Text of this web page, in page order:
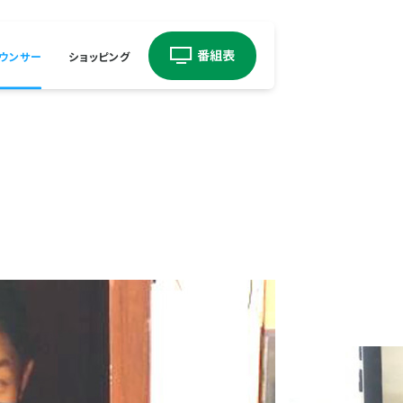
ンサー ショッピング